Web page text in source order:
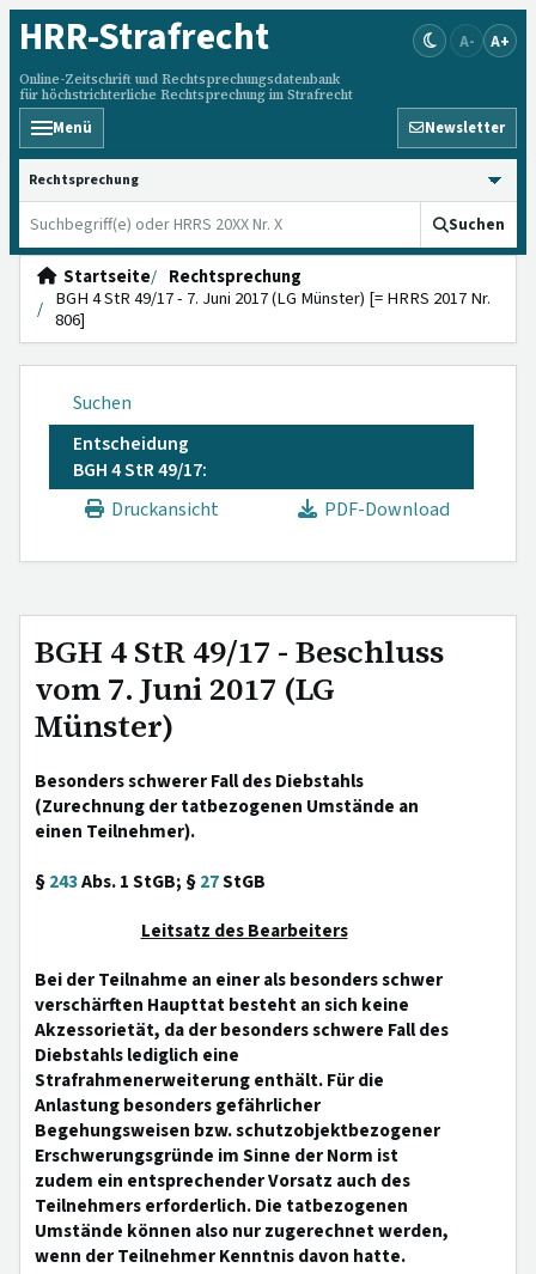
HRR-Strafrecht
Online-Zeitschrift und Rechtsprechungsdatenbank
für höchstrichterliche Rechtsprechung im Strafrecht
A- A+
Menü Newsletter
HRRS durchsuchen
Suchen
Startseite
Rechtsprechung
BGH 4 StR 49/17 - 7. Juni 2017 (LG Münster) [= HRRS 2017 Nr.
806]
Suchen
Entscheidung
BGH 4 StR 49/17:
Druckansicht
PDF-Download
BGH 4 StR 49/17 - Beschluss
vom 7. Juni 2017 (LG
Münster)
Besonders schwerer Fall des Diebstahls
(Zurechnung der tatbezogenen Umstände an
einen Teilnehmer).
§243Abs. 1 StGB; §27StGB
Leitsatz des Bearbeiters
Bei der Teilnahme an einer als besonders schwer
verschärften Haupttat besteht an sich keine
Akzessorietät, da der besonders schwere Fall des
Diebstahls lediglich eine
Strafrahmenerweiterung enthält. Für die
Anlastung besonders gefährlicher
Begehungsweisen bzw. schutzobjektbezogener
Erschwerungsgründe im Sinne der Norm ist
zudem ein entsprechender Vorsatz auch des
Teilnehmers erforderlich. Die tatbezogenen
Umstände können also nur zugerechnet werden,
wenn der Teilnehmer Kenntnis davon hatte.